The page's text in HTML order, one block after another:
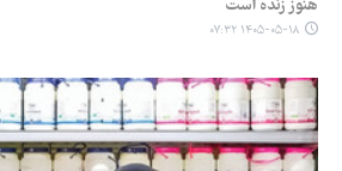
هنوز زنده است
۱۴۰۵-۰۵-۱۸ ۰۷:۳۲